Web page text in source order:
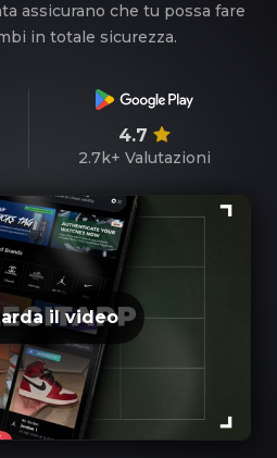
assicurano che tu possa fare
in totale sicurezza.
4.7
2.7k+ Valutazioni
il video